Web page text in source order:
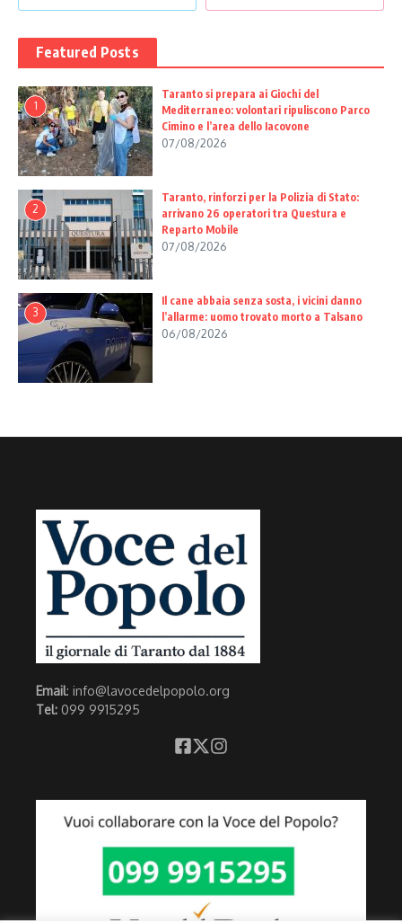
Featured Posts
1
Taranto si prepara ai Giochi del
Mediterraneo: volontari ripuliscono Parco
Cimino e l’area dello Iacovone
07/08/2026
2
Taranto, rinforzi per la Polizia di Stato:
arrivano 26 operatori tra Questura e
Reparto Mobile
07/08/2026
3
Il cane abbaia senza sosta, i vicini danno
l’allarme: uomo trovato morto a Talsano
06/08/2026
Email: info@lavocedelpopolo.org
Tel: 099 9915295